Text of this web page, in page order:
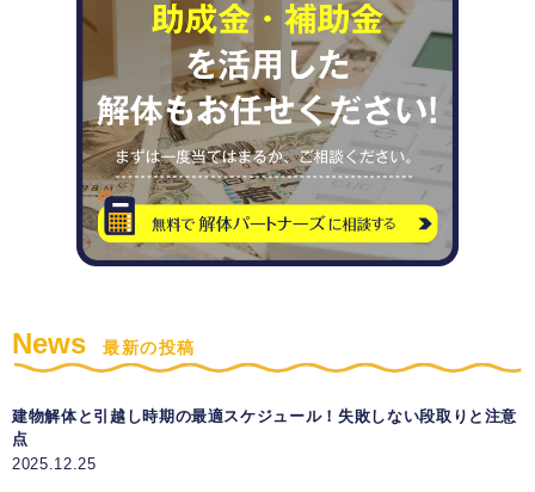
News 最新の投稿
建物解体と引越し時期の最適スケジュール！失敗しない段取りと注意
点
2025.12.25